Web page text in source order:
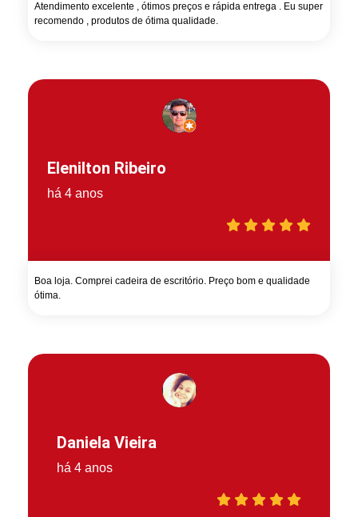
Atendimento excelente , ótimos preços e rápida entrega . Eu super
recomendo , produtos de ótima qualidade.
Elenilton Ribeiro
há 4 anos
Boa loja. Comprei cadeira de escritório. Preço bom e qualidade
ótima.
Daniela Vieira
há 4 anos